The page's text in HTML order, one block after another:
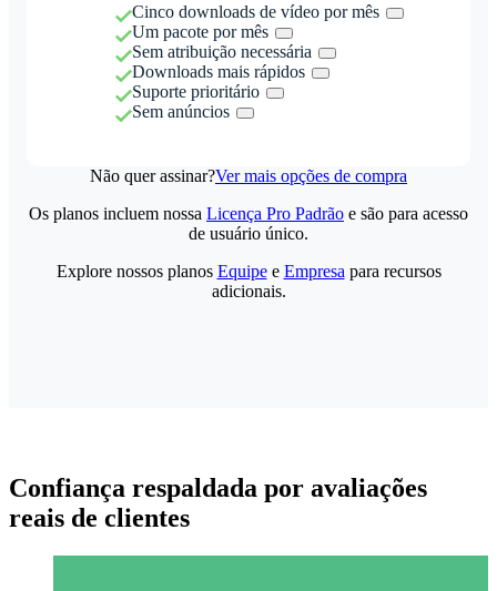
Cinco downloads de vídeo por mês
Um pacote por mês
Sem atribuição necessária
Downloads mais rápidos
Suporte prioritário
Sem anúncios
Não quer assinar?Ver mais opções de compra
Os planos incluem nossa Licença Pro Padrão e são para acesso
de usuário único.
Explore nossos planos Equipee Empresa para recursos
adicionais.
Confiança respaldada por avaliações
reais de clientes